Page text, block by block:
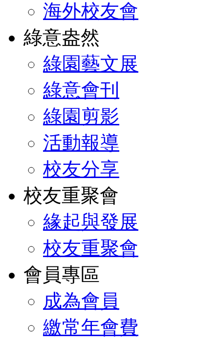
海外校友會
綠意盎然
綠園藝文展
綠意會刊
綠園剪影
活動報導
校友分享
校友重聚會
緣起與發展
校友重聚會
會員專區
成為會員
繳常年會費